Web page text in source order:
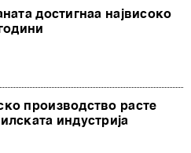
достигнаа највисоко
производство расте
индустрија